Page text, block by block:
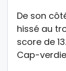
De son
hissé au
score de
Cap-